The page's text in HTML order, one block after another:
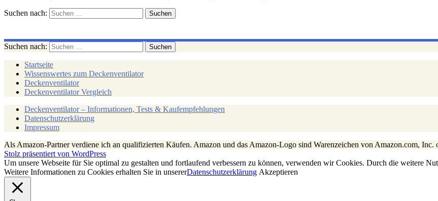
Suchen nach:
Suchen nach:
Startseite
Wissenswertes zum Deckenventilator
Deckenventilator
Deckenventilator Vergleich
Deckenventilator – Informationen, Tests & Kaufempfehlungen
Datenschutzerklärung
Impressum
Als Amazon-Partner verdiene ich an qualifizierten Käufen. Amazon und das Amazon-Logo sind Warenzeichen von Amazon.com, Inc.
Stolz präsentiert von WordPress
Um unsere Webseite für Sie optimal zu gestalten und fortlaufend verbessern zu können, verwenden wir Cookies. Durch die weitere
Weitere Informationen zu Cookies erhalten Sie in unsererDatenschutzerklärung Akzeptieren